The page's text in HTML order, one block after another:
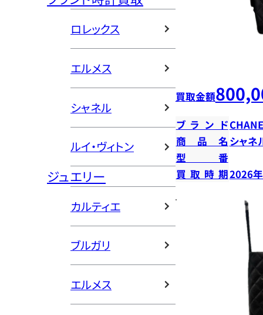
ロレックス
エルメス
シャネル
ルイ・ヴィトン
ジュエリー
カルティエ
ブルガリ
エルメス
買取金額
ブランド
商品名 シャネ
型番
買取時期2026